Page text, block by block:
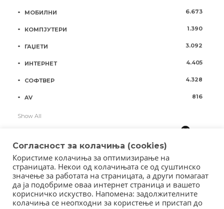
МОБИЛНИ 6.673
КОМПЈУТЕРИ 1.390
ГАЏЕТИ 3.092
ИНТЕРНЕТ 4.405
СОФТВЕР 4.328
AV 816
Show All
Согласност за колачиња (cookies)
Користиме колачиња за оптимизирање на
страницата. Некои од колачињата се од суштинско
значење за работата на страницата, а други помагаат
да ја подобриме оваа интернет страница и вашето
корисничко искуство. Напомена: задолжителните
колачиња се неопходни за користење и пристап до